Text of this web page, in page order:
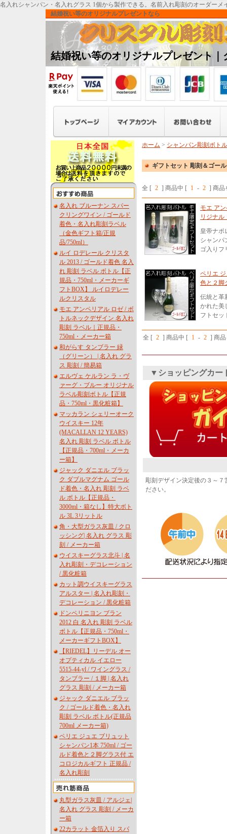
名入れシャンパン・名入れグラス 1個から製作できる。名前入れ彫刻のオーダーメ
結婚祝い等のオリジナルプレゼントなら
結婚祝い等のオリジナルプレゼント｜
名入れ ブルーナン スパー
クリングワイン / ゴールド
着色・名入れ彫刻ラベル
（金色ギフト箱/正規
品/750ml）
ルイ ロデレール クリスタ
ル 2013 / ゴールド着色 名入
れ 彫刻 ラベル ボトル【正
規品・750ml・メーカーギ
フトBOX】 ルイロデレー
ルクリスタル
モエ アンペリアル ロゼ / ボ
トルネックデザイン 名入れ
彫刻 ラベル｜正規品・
750ml・メーカー箱
和がらす タンブラー 緑
（グリーン） | 名入れ グラ
ス 彫刻 / 簡易箱
エルヴェ ケルラン ラ・ヴ
ァーグ・ブルー オリジナル
ラベル彫刻ボトル【正規
品・750ml・黒化粧箱】
マッカラン シェリーオーク
ウイスキー 12年
(MACALLAN 12 YEARS)
名入れ 彫刻 ラベル ボトル
【正規品・700ml・メーカ
ー箱】
ジャック ダニエル ブラッ
ク ダブルマグナム ゴール
ド着色・名入れ 彫刻 ラベ
ル ボトル【正規品・
3000ml・箱なし】特大ボト
ル 3L 3リットル
角・大型ガラス灰皿 / クロ
ッシング| 名入れ グラス 彫
刻 / メーカー箱
ウイスキーグラス北斗 | 名
入れ彫刻・デコレーション
/ 黒化粧箱
カット調ウイスキーグラス
アルスター | 名入れ彫刻・
デコレーション / 黒化粧箱
ドンペリニヨン ブラン
2012 白 名入れ 彫刻 ラベル
ボトル【正規品・750ml・
メーカーギフトBOX】
【RIEDEL】リーデル オー
オプティカル イエロー
5515-44-yl / ワイングラス /
タンブラー / １脚 | 名入れ
グラス 彫刻 / メーカー箱
ジャック ダニエル ブラッ
ク / ゴールド着色・名入れ
彫刻 ラベル ボトル(正規品
700ml メーカー箱)
ペリエ ジュエ ブリュット
シャンパン1本 750ml / ゴー
ルド着色と２脚グラス付 エ
コロジカルギフト 正規品 /
名入れ彫刻
丸型ガラス灰皿 / アルジェ|
名入れ グラス 彫刻 / メーカ
ー箱
22カラット 金箔入り スパ
ホーム > シャンパン彫刻ボト
ギフトセット 彫刻＆ゴー
全 [ 2 ] 商品中 [ 1 - 2 ] 商品
モエ ア
リジナル
皇帝ナポ
シャンパ
ゴ入りフ
ペリエ
色と２脚
伝統と革
かれた美
フトセッ
全 [ 2 ] 商品中 [ 1 - 2 ] 商
▼ショッピングカー
彫刻デザイン決定後の３～
ださい。